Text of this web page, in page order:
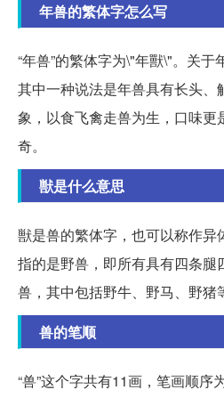
年兽的繁体字怎么写
“年兽”的繁体字为\"年獸\"。关于
其中一种说法是年兽具有长头、
象，以食飞禽走兽为生，口味更
奇。
獣是什么意思
獣是兽的繁体字，也可以称作异
指的是野兽，即所有具有四条腿
兽，其中包括野牛、野马、野猪
兽的笔顺
“兽”这个字共有11画，笔画顺序